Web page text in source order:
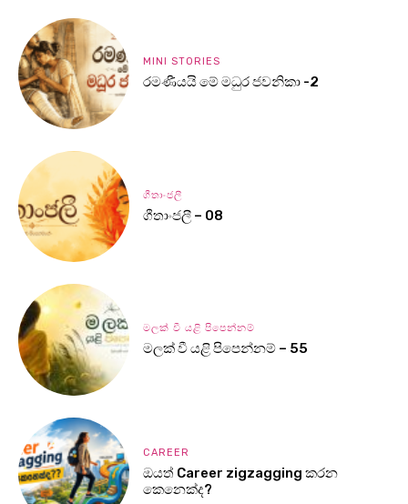
MINI STORIES
රමණීයයි මේ මධුර ජවනිකා -2
ගීතාංජලී
ගීතාංජලී – 08
මලක් වී යළි පිපෙන්නම්
මලක් වී යළි පිපෙන්නම් – 55
CAREER
ඔයත් Career zigzagging කරන
කෙනෙක්ද?